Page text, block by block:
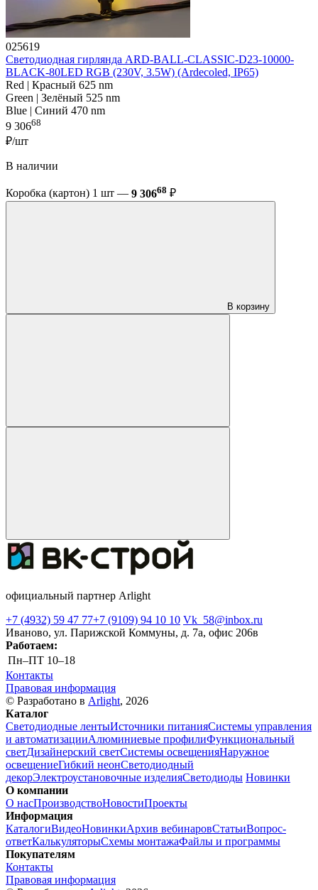
025619
Светодиодная гирлянда ARD-BALL-CLASSIC-D23-10000-
BLACK-80LED RGB (230V, 3.5W) (Ardecoled, IP65)
Red | Красный 625 nm
Green | Зелёный 525 nm
Blue | Синий 470 nm
9 30668
₽/шт
В наличии
Коробка (картон) 1 шт — 9 30668 ₽
В корзину
официальный партнер Arlight
+7 (4932) 59 47 77+7 (9109) 94 10 10 Vk_58@inbox.ru
Иваново, ул. Парижской Коммуны, д. 7а, офис 206в
Работаем:
Пн–ПТ 10–18
Контакты
Правовая информация
© Разработано в Arlight, 2026
Каталог
Светодиодные лентыИсточники питанияСистемы управления
и автоматизацииАлюминиевые профилиФункциональный
светДизайнерский светСистемы освещенияНаружное
освещениеГибкий неонСветодиодный
декорЭлектроустановочные изделияСветодиоды Новинки
О компании
О насПроизводствоНовостиПроекты
Информация
КаталогиВидеоНовинкиАрхив вебинаровСтатьиВопрос-
ответКалькуляторыСхемы монтажаФайлы и программы
Покупателям
Контакты
Правовая информация